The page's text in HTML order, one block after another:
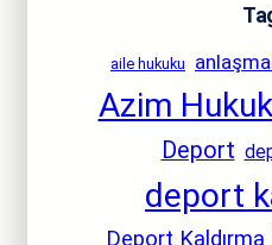
aile hukuku
Azim Hukuk
Deport
deport
Deport Kaldırma